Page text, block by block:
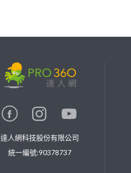
達人網科技股份有限公司
統一編號:90378737